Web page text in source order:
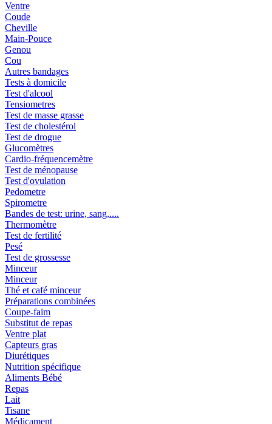
Ventre
Coude
Cheville
Main-Pouce
Genou
Cou
Autres bandages
Tests à domicile
Test d'alcool
Tensiometres
Test de masse grasse
Test de cholestérol
Test de drogue
Glucomètres
Cardio-fréquencemètre
Test de ménopause
Test d'ovulation
Pedometre
Spirometre
Bandes de test: urine, sang,....
Thermomètre
Test de fertilité
Pesé
Test de grossesse
Minceur
Minceur
Thé et café minceur
Préparations combinées
Coupe-faim
Substitut de repas
Ventre plat
Capteurs gras
Diurétiques
Nutrition spécifique
Aliments Bébé
Repas
Lait
Tisane
Médicament